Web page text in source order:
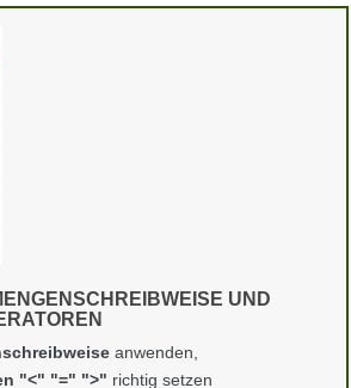
UND
anwenden,
"<" "=" ">" richtig setzen